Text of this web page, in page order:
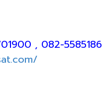
, 082-5585186